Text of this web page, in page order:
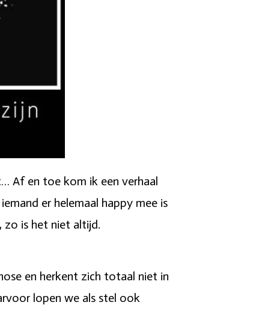
Af en toe kom ik een verhaal
er helemaal happy mee is
zo is het niet altijd.
en herkent zich totaal niet in
lopen we als stel ook